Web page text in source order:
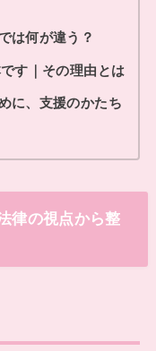
は何が違う？
す｜その理由とは
に、支援のかたち
律の視点から整